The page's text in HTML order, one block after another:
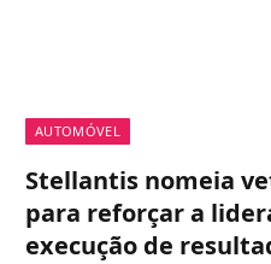
AUTOMÓVEL
Stellantis nomeia
para reforçar a
execução de